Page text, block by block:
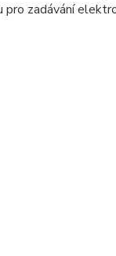
zadávání